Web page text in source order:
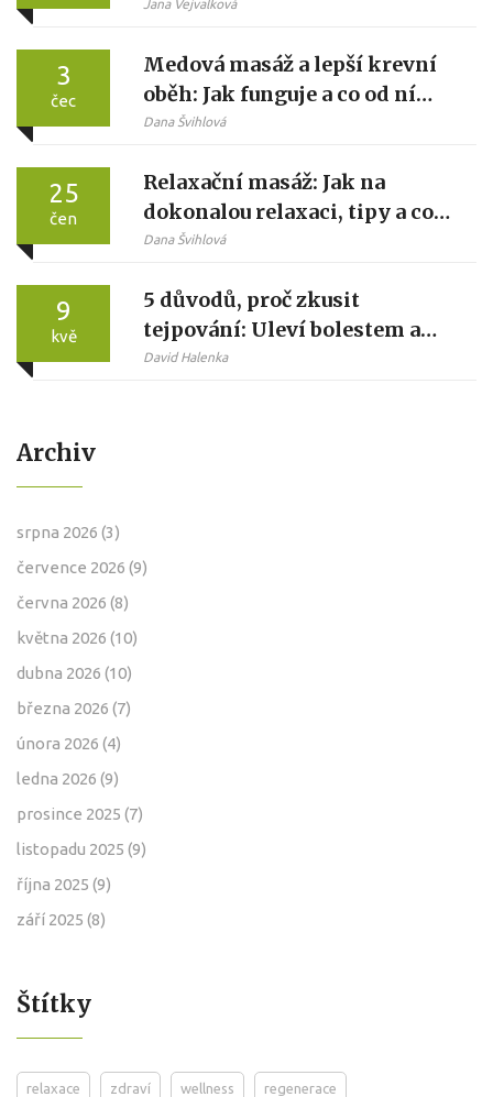
sportovce i běžné lidi
Jana Vejvalková
3
čec
Medová masáž a lepší krevní
oběh: Jak funguje a co od ní
čekat
Dana Švihlová
25
čen
Relaxační masáž: Jak na
dokonalou relaxaci, tipy a co
očekávat
Dana Švihlová
9
kvě
5 důvodů, proč zkusit
tejpování: Uleví bolestem a
urychlí regeneraci
David Halenka
Archiv
srpna 2026 (3)
července 2026 (9)
června 2026 (8)
května 2026 (10)
dubna 2026 (10)
března 2026 (7)
února 2026 (4)
ledna 2026 (9)
prosince 2025 (7)
listopadu 2025 (9)
října 2025 (9)
září 2025 (8)
Štítky
relaxace zdraví wellness regenerace